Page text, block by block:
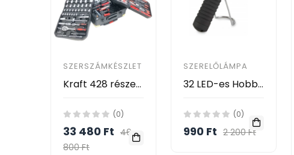
SZERSZÁMKÉSZLET
Kraft 428 részes racsnis szerszámkészlet fém kofferben KF/HT-1005
(0)
33 480 Ft 46
800 Ft
SZERELŐLÁMPA
32 LED-es Hobbi és Munkalámpa, Szerelólámpa K14
(0)
990 Ft 2 200 Ft